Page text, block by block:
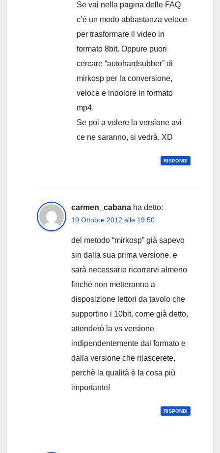
Se vai nella pagina delle FAQ
c’è un modo abbastanza veloce
per trasformare il video in
formato 8bit. Oppure puori
cercare “autohardsubber” di
mirkosp per la conversione,
veloce e indolore in formato
mp4.
Se poi a volere la versione avi
ce ne saranno, si vedrà. XD
RISPONDI
carmen_cabana ha detto:
19 Ottobre 2012 alle 19:50
del metodo “mirkosp” già sapevo
sin dalla sua prima versione, e
sarà necessario ricorrervi almeno
finchè non metteranno a
disposizione lettori da tavolo che
supportino i 10bit. come già detto,
attenderò la vs versione
indipendentemente dal formato e
dalla versione che rilascerete,
perchè la qualità è la cosa più
importante!
RISPONDI